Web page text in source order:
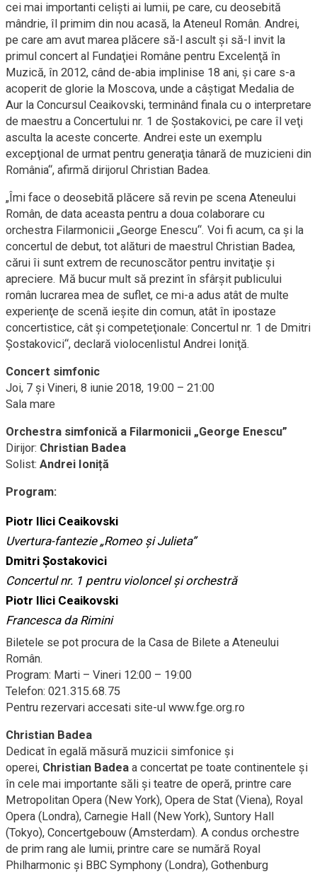
cei mai importanti celişti ai lumii, pe care, cu deosebită
mândrie, îl primim din nou acasă, la Ateneul Român. Andrei,
pe care am avut marea plăcere să-l ascult şi să-l invit la
primul concert al Fundaţiei Române pentru Excelenţă în
Muzică, în 2012, când de-abia implinise 18 ani, şi care s-a
acoperit de glorie la Moscova, unde a câştigat Medalia de
Aur la Concursul Ceaikovski, terminând finala cu o interpretare
de maestru a Concertului nr. 1 de Şostakovici, pe care îl veţi
asculta la aceste concerte. Andrei este un exemplu
excepţional de urmat pentru generaţia tânară de muzicieni din
România“, afirmă dirijorul Christian Badea.
„Îmi face o deosebită plăcere să revin pe scena Ateneului
Român, de data aceasta pentru a doua colaborare cu
orchestra Filarmonicii „George Enescu“. Voi fi acum, ca şi la
concertul de debut, tot alături de maestrul Christian Badea,
cărui îi sunt extrem de recunoscător pentru invitaţie şi
apreciere. Mă bucur mult să prezint în sfârşit publicului
român lucrarea mea de suflet, ce mi-a adus atât de multe
experienţe de scenă ieşite din comun, atât în ipostaze
concertistice, cât şi competeţionale: Concertul nr. 1 de Dmitri
Şostakovici“, declară violocenlistul Andrei Ioniţă.
Concert simfonic
Joi, 7 și Vineri, 8 iunie 2018, 19:00 – 21:00
Sala mare
Orchestra simfonică a Filarmonicii „George Enescu”
Dirijor: Christian Badea
Solist: Andrei Ioniță
Program:
Piotr Ilici Ceaikovski
Uvertura-fantezie „Romeo şi Julieta”
Dmitri Șostakovici
Concertul nr. 1 pentru violoncel și orchestră
Piotr Ilici Ceaikovski
Francesca da Rimini
Biletele se pot procura de la Casa de Bilete a Ateneului
Român.
Program: Marti – Vineri 12:00 – 19:00
Telefon: 021.315.68.75
Pentru rezervari accesati site-ul www.fge.org.ro
Christian Badea
Dedicat în egală măsură muzicii simfonice și
operei, Christian Badea a concertat pe toate continentele și
în cele mai importante săli și teatre de operă, printre care
Metropolitan Opera (New York), Opera de Stat (Viena), Royal
Opera (Londra), Carnegie Hall (New York), Suntory Hall
(Tokyo), Concertgebouw (Amsterdam). A condus orchestre
de prim rang ale lumii, printre care se numără Royal
Philharmonic și BBC Symphony (Londra), Gothenburg